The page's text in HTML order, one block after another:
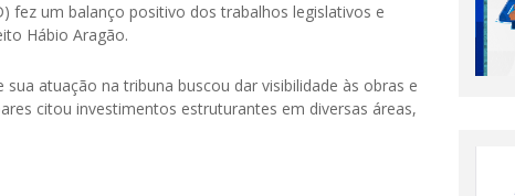
fez um balanço positivo dos trabalhos legislativos e
Hábio Aragão.
atuação na tribuna buscou dar visibilidade às obras e
citou investimentos estruturantes em diversas áreas,